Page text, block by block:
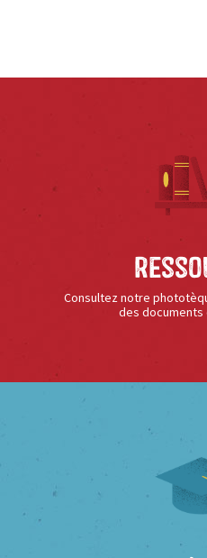
Consultez notre
des documents